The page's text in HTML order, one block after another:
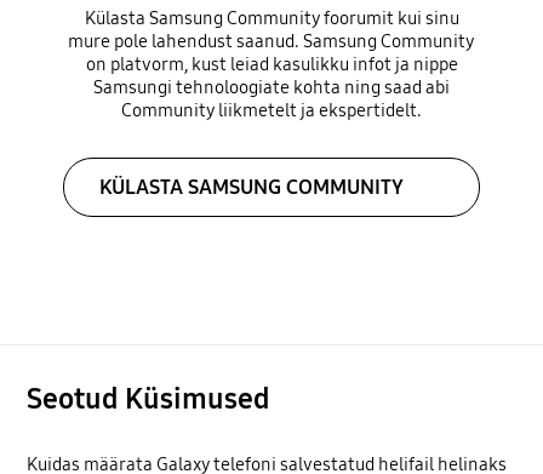
Külasta Samsung Community foorumit kui sinu
mure pole lahendust saanud. Samsung Community
on platvorm, kust leiad kasulikku infot ja nippe
Samsungi tehnoloogiate kohta ning saad abi
Community liikmetelt ja ekspertidelt.
KÜLASTA SAMSUNG COMMUNITY
Seotud Küsimused
Kuidas määrata Galaxy telefoni salvestatud helifail helinaks